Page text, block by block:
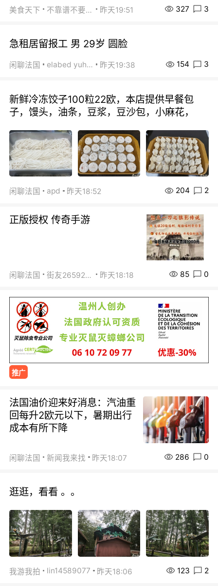
美食天下 不靠谱不要联系 昨天19:51 327 3
急租居留报工 男 29岁 圆脸
闲聊法国 elabed yuhua 昨天19:38 154 3
新鲜冷冻饺子100粒22欧，本店提供早餐包
子，馒头，油条，豆浆，豆沙包，小麻花，
闲聊法国 apd 昨天18:52 204 2
正版授权 传奇手游
闲聊法国 街友26592800 昨天18:18 85 0
推广
法国油价迎来好消息：汽油重
回每升2欧元以下，暑期出行
成本有所下降
闲聊法国 新闻我来找 昨天18:07 286 0
逛逛，看看 。。
我游我拍 lin14589077 昨天18:06 123 2